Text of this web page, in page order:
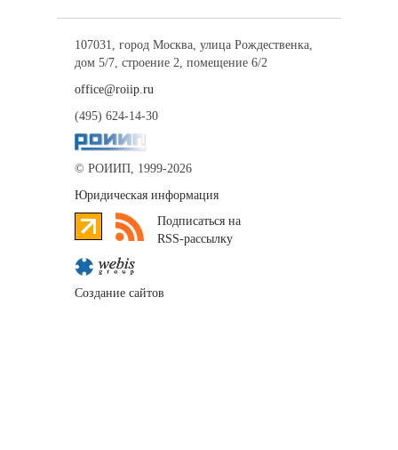
107031, город Москва, улица Рождественка,
дом 5/7, строение 2, помещение 6/2
office@roiip.ru
(495) 624-14-30
© РОИИП, 1999-2026
Юридическая информация
Подписаться на
RSS-рассылку
Создание сайтов